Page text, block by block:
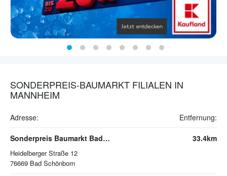
SONDERPREIS-BAUMARKT FILIALEN IN
MANNHEIM
Adresse: Entfernung:
Sonderpreis Baumarkt Bad Schönborn
Heidelberger Straße 12
76669 Bad Schönborn
33.4km